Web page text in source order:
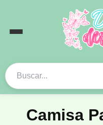
Camisa